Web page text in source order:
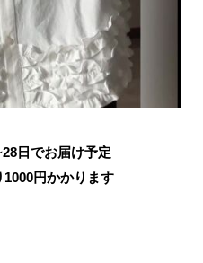
日でお届け予定
1000円かかります